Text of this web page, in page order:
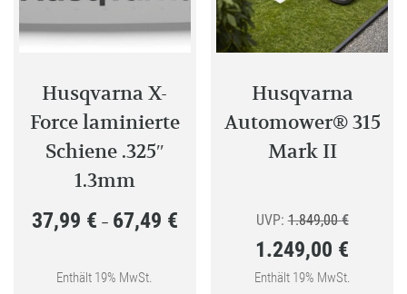
Husqvarna X-
Force laminierte
Schiene .325″
1.3mm
37,99 € – 67,49 €Preisspanne:
Enthält 19% MwSt.
Husqvarna
Automower® 315
Mark II
UVP: 1.849,00€
Preis
war:
1.249,00 €
Aktueller
Enthält 19% MwSt.